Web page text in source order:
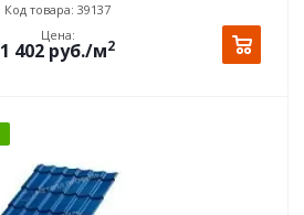
Код товара: 39137
Цена:
1 402 руб./м2